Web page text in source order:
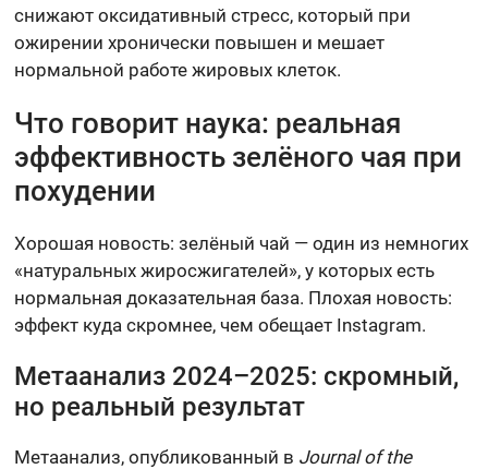
снижают оксидативный стресс, который при
ожирении хронически повышен и мешает
нормальной работе жировых клеток.
Что говорит наука: реальная
эффективность зелёного чая при
похудении
Хорошая новость: зелёный чай — один из немногих
«натуральных жиросжигателей», у которых есть
нормальная доказательная база. Плохая новость:
эффект куда скромнее, чем обещает Instagram.
Метаанализ 2024–2025: скромный,
но реальный результат
Метаанализ, опубликованный в Journal of the